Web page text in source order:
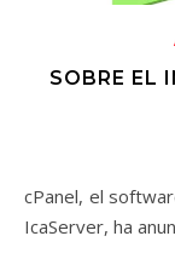
SOBRE EL
cPanel, el software de administración del Alojamiento Web
IcaServer, ha